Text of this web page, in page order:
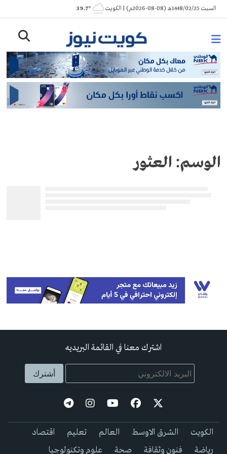
Skip
to
السبت 1448/02/25هـ (08-08-2026م) | الكويت ° 39.7
الوسم: العثور
اشترك معنا في القائمة البريديه
الكويت الشرق الاوسط العالم تعليم
اقتصاد
رياضة
فنون وثقافة صحة علوم وتكنولوجيا